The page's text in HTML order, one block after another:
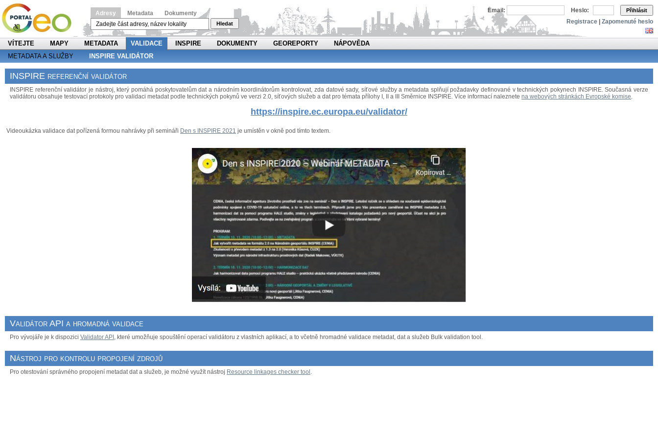
Adresy Metadata Dokumenty
Hledat
Email: Heslo: Přihlásit
Registrace Zapomenuté heslo
VÍTEJTE MAPY METADATA VALIDACE INSPIRE DOKUMENTY GEOREPORTY
NÁPOVĚDA
METADATA A SLUŽBY
INSPIRE VALIDÁTOR
INSPIRE referenční validátor
INSPIRE referenční validátor je nástroj, který pomáhá poskytovatelům dat a národním koordinátorům kontrolovat, zda datové sady, síťové služby a metadata splňují požadavky definované v technických pokynech INSPIRE. Současná verze
validátoru obsahuje testovací protokoly pro validaci metadat podle technických pokynů ve verzi 2.0, síťových služeb a dat pro témata přílohy I, II a III Směrnice INSPIRE. Více informací naleznete na webových stránkách Evropské komise.
https://inspire.ec.europa.eu/validator/
Videoukázka validace dat pořízená formou nahrávky při semináři Den s INSPIRE 2021 je umístěn v okně pod tímto textem.
Validátor API a hromadná validace
Pro vývojáře je k dispozici Validator API , které umožňuje spouštění operací validátoru z vlastních aplikací, a to včetně hromadné validace metadat, dat a služeb Bulk validation tool.
Nástroj pro kontrolu propojení zdrojů
Pro otestování správného propojení metadat dat a služeb, je možné využít nástroj Resource linkages checker tool .